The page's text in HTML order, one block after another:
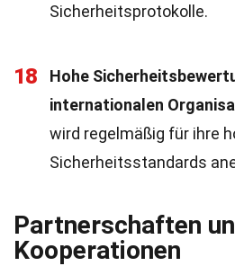
Sicherheitsprotokolle.
18
Hohe
internationalen
wird regelmäßig für ihre
Sicherheitsstandards
Partnerschaften
Kooperationen